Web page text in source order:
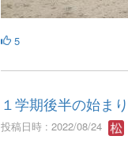
5
１学期後半の始まり
投稿日時 : 2022/08/24